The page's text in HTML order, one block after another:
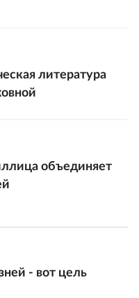
литература
объединяет
- вот цель